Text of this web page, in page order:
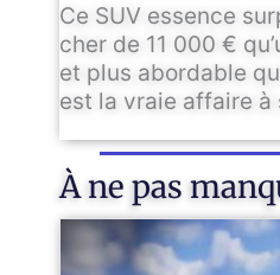
Ce SUV essence
cher de 11 000 €
et plus abordable
est la vraie affaire
À ne pas